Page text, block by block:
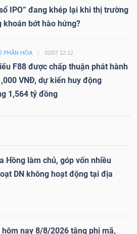
IPO” đang khép lại khi thị trường
khoán bớt hào hứng?
PHẦN HÓA 02/07 12:12
F88 được chấp thuận phát hành
VNĐ, dự kiến huy động
1,564 tỷ đồng
Hồng làm chủ, góp vốn nhiều
DN không hoạt động tại địa
hôm nay 8/8/2026 tăng phi mã,